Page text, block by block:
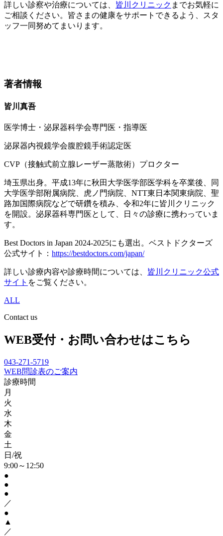
詳しい診察や治療については、 皆川クリニック までお気軽に
ご相談ください。皆さまの健康をサポートできるよう、スタ
ッフ一同努めてまいります。
著者情報
皆川真吾
医学博士・泌尿器科学会専門医・指導医
泌尿器内視鏡学会腹腔鏡手術認定医
CVP（接触式前立腺レーザー蒸散術）プロクター
埼玉県出身。平成13年に秋田大学医学部医学科を卒業後、同
大学医学部附属病院、虎ノ門病院、NTT東日本関東病院、聖
路加国際病院などで研鑽を積み、令和2年に皆川クリニック
を開設。泌尿器科専門医として、日々の診療に携わっていま
す。
Best Doctors in Japan 2024-2025にも選出。ベストドクターズ
公式サイト： https://bestdoctors.com/japan/
詳しい診療内容や診療時間については、 皆川クリニック公式
サイト をご覧ください。
ALL
Contact us
WEB受付・お問い合わせはこちら
043-271-5719
WEB問診表のご案内
診療時間
月
火
水
木
金
土
日/祝
9:00～12:50
●
●
●
／
●
▲
／